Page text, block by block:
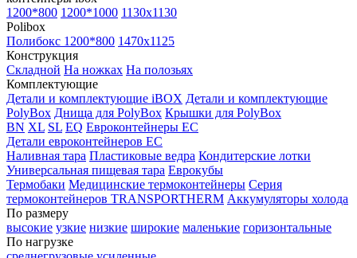
1200*800 1200*1000 1130x1130
Polibox
Полибокс 1200*800 1470х1125
Конструкция
Складной На ножках На полозьях
Комплектующие
Детали и комплектующие iBOX Детали и комплектующие
PolyBox Днища для PolyBox Крышки для PolyBox
BN XL SL EQ Евроконтейнеры EC
Детали евроконтейнеров EC
Наливная тара Пластиковые ведра Кондитерские лотки
Универсальная пищевая тара Еврокубы
Термобаки Медицинские термоконтейнеры Серия
термоконтейнеров TRANSPORTHERM Аккумуляторы холода
По размеру
высокие узкие низкие широкие маленькие горизонтальные
По нагрузке